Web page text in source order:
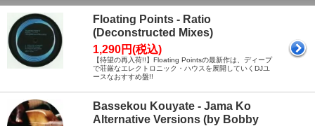
Floating Points - Ratio
(Deconstructed Mixes)
1,290円(税込)
【待望の再入荷!!】Floating Pointsの最新作は、ディープ
で荘厳なエレクトロニック・ハウスを展開していくDJユ
ースなおすすめ盤!!
Bassekou Kouyate - Jama Ko
Alternative Versions (by Bobby